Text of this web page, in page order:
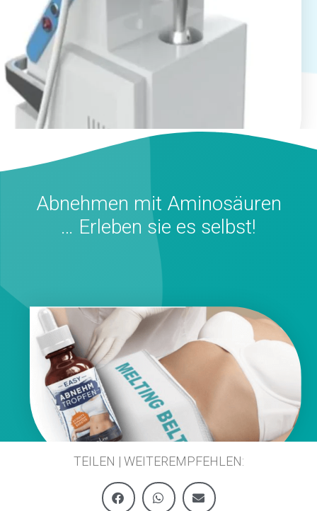
Abnehmen mit Aminosäuren
… Erleben sie es selbst!
TEILEN | WEITEREMPFEHLEN: